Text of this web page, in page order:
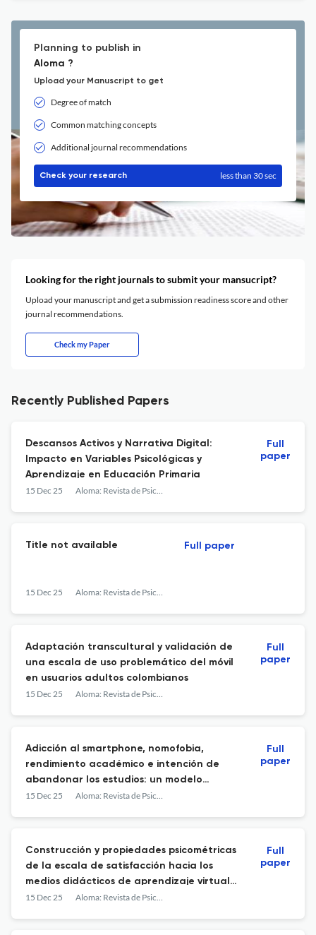
Planning to publish in
Aloma ?
Upload your Manuscript to get
Degree of match
Common matching concepts
Additional journal recommendations
Check your research less than 30 sec
Looking for the right journals to submit your mansucript?
Upload your manuscript and get a submission readiness score and other
journal recommendations.
Check my Paper
Recently Published Papers
Descansos Activos y Narrativa Digital:
Impacto en Variables Psicológicas y
Aprendizaje en Educación Primaria
15 Dec 25 Aloma: Revista de Psicologia, Ciències de l'Educació i de l'Esport
Full
paper
Title not available
15 Dec 25 Aloma: Revista de Psicologia, Ciències de l'Educació i de l'Esport
Full paper
Adaptación transcultural y validación de
una escala de uso problemático del móvil
en usuarios adultos colombianos
15 Dec 25 Aloma: Revista de Psicologia, Ciències de l'Educació i de l'Esport
Full
paper
Adicción al smartphone, nomofobia,
rendimiento académico e intención de
abandonar los estudios: un modelo
estructural en estudiantes universitarios
15 Dec 25 Aloma: Revista de Psicologia, Ciències de l'Educació i de l'Esport
Full
paper
Construcción y propiedades psicométricas
de la escala de satisfacción hacia los
medios didácticos de aprendizaje virtual
sincrónico en estudiantes universitarios
15 Dec 25 Aloma: Revista de Psicologia, Ciències de l'Educació i de l'Esport
Full
paper